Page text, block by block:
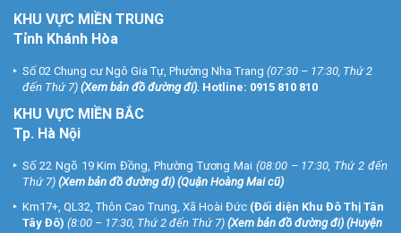
KHU VỰC MIỀN TRUNG
Tỉnh Khánh Hòa
Số 02 Chung cư Ngô Gia Tự, Phường Nha Trang (07:30 – 17:30, Thứ 2
đến Thứ 7) (Xem bản đồ đường đi). Hotline: 0915 810 810
KHU VỰC MIỀN BẮC
Tp. Hà Nội
Số 22 Ngõ 19 Kim Đồng, Phường Tương Mai (08:00 – 17:30, Thứ 2 đến
Thứ 7) (Xem bản đồ đường đi) (Quận Hoàng Mai cũ)
Km17+, QL32, Thôn Cao Trung, Xã Hoài Đức (Đối diện Khu Đô Thị Tân
Tây Đô) (8:00 – 17:30, Thứ 2 đến Thứ 7) (Xem bản đồ đường đi) (Huyện